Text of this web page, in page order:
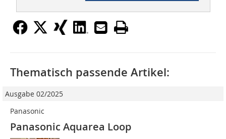
Thematisch passende Artikel:
Ausgabe 02/2025
Panasonic
Panasonic Aquarea Loop